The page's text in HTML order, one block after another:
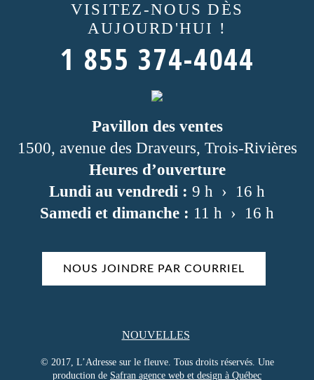
VISITEZ-NOUS DÈS
AUJOURD'HUI !
1 855 374-4044
Pavillon des ventes
1500, avenue des Draveurs, Trois-Rivières
Heures d’ouverture
Lundi au vendredi : 9 h › 16 h
Samedi et dimanche : 11 h › 16 h
NOUS JOINDRE PAR COURRIEL
NOUVELLES
© 2017, L’Adresse sur le fleuve. Tous droits réservés. Une
production de Safran agence web et design à Québec